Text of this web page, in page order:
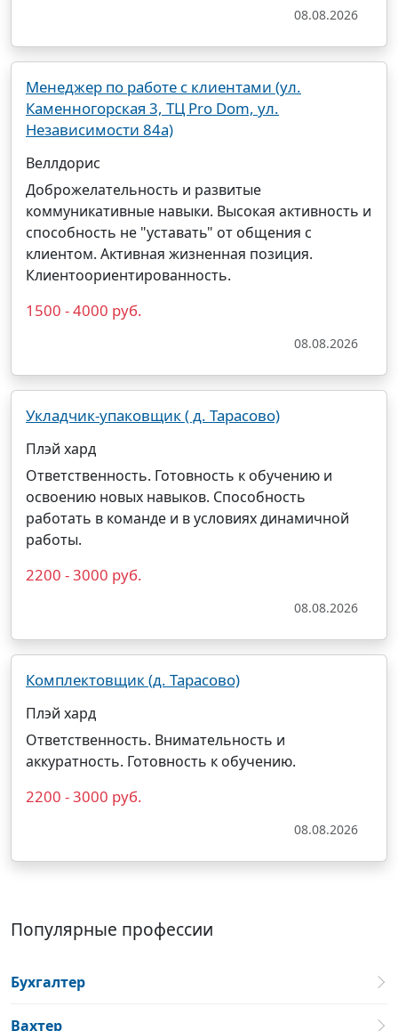
08.08.2026
Менеджер по работе с клиентами (ул.
Каменногорская 3, ТЦ Pro Dom, ул.
Независимости 84а)
Веллдорис
Доброжелательность и развитые
коммуникативные навыки. Высокая активность и
способность не "уставать" от общения с
клиентом. Активная жизненная позиция.
Клиентоориентированность.
1500 - 4000 руб.
08.08.2026
Укладчик-упаковщик ( д. Тарасово)
Плэй хард
Ответственность. Готовность к обучению и
освоению новых навыков. Способность
работать в команде и в условиях динамичной
работы.
2200 - 3000 руб.
08.08.2026
Комплектовщик (д. Тарасово)
Плэй хард
Ответственность. Внимательность и
аккуратность. Готовность к обучению.
2200 - 3000 руб.
08.08.2026
Популярные профессии
Бухгалтер
Вахтер